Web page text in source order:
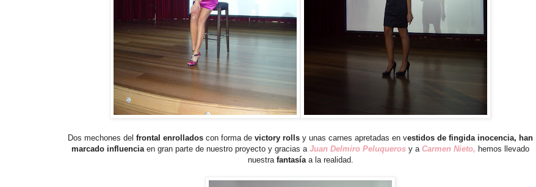
Dos mechones del frontal enrollados con forma de victory rolls y unas carnes apretadas en vestidos de fingida inocencia, han
marcado influencia en gran parte de nuestro proyecto y gracias a Juan Delmiro Peluqueros y a Carmen Nieto, hemos llevado
nuestra fantasíaa la realidad.